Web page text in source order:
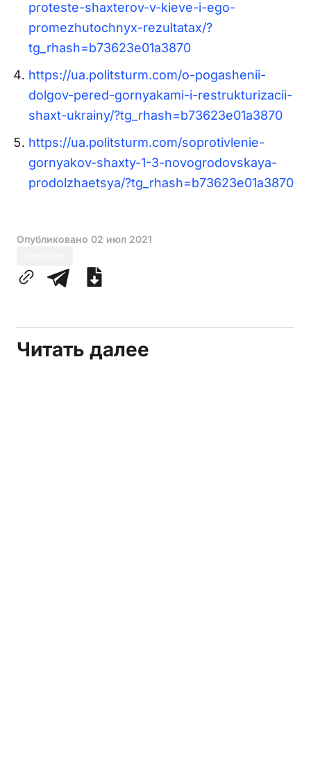
proteste-shaxterov-v-kieve-i-ego-
promezhutochnyx-rezultatax/?
tg_rhash=b73623e01a3870
https://ua.politsturm.com/o-pogashenii-
dolgov-pered-gornyakami-i-restrukturizacii-
shaxt-ukrainy/?tg_rhash=b73623e01a3870
https://ua.politsturm.com/soprotivlenie-
gornyakov-shaxty-1-3-novogrodovskaya-
prodolzhaetsya/?tg_rhash=b73623e01a3870
Опубликовано 02 июл 2021
Читать далее